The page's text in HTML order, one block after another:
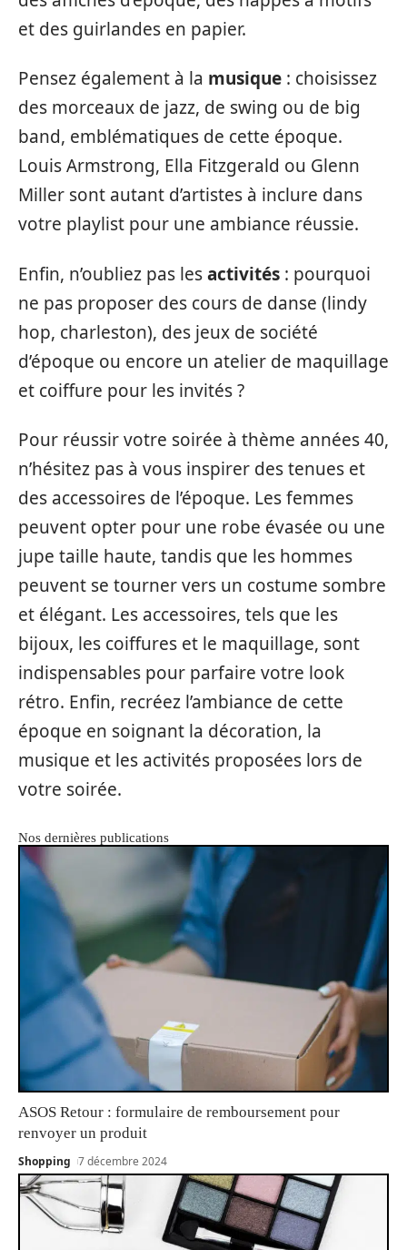
et des guirlandes en papier.
Pensez également à la musique : choisissez
des morceaux de jazz, de swing ou de big
band, emblématiques de cette époque.
Louis Armstrong, Ella Fitzgerald ou Glenn
Miller sont autant d’artistes à inclure dans
votre playlist pour une ambiance réussie.
Enfin, n’oubliez pas lesactivités : pourquoi
ne pas proposer des cours de danse (lindy
hop, charleston), des jeux de société
d’époque ou encore un atelier de maquillage
et coiffure pour les invités ?
Pour réussir votre soirée à thème années 40,
n’hésitez pas à vous inspirer des tenues et
des accessoires de l’époque. Les femmes
peuvent opter pour une robe évasée ou une
jupe taille haute, tandis que les hommes
peuvent se tourner vers un costume sombre
et élégant. Les accessoires, tels que les
bijoux, les coiffures et le maquillage, sont
indispensables pour parfaire votre look
rétro. Enfin, recréez l’ambiance de cette
époque en soignant la décoration, la
musique et les activités proposées lors de
votre soirée.
Nos dernières publications
ASOS Retour : formulaire de remboursement pour
renvoyer un produit
Shopping 7 décembre 2024